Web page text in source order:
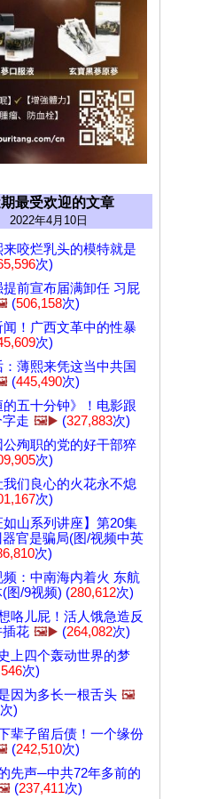
最受欢迎的文章
2022年4月10日
来咬烂乳头的模特就是
次)
提前宣布届满卸任 习屁
(506,158次)
闻！广西文革中的性暴
次)
：薄熙来凭这当中共国
(445,490次)
的五十分钟》！电影跟
走 🖼️▶️ (327,883次)
公殉职的党的好干部猝
次)
我们良心的火花永不熄
次)
如山系列讲座】第20集
官是骗局(图/视频中英
次)
频：中南海内着火 东航
图/9视频) (280,612次)
咯儿屁！活人饿急造反
插花 🖼️▶️ (264,082次)
上四个轰动世界的梦
次)
因为多长一根舌头 🖼️
次)
辈子留后债！一个缘份
(242,510次)
先声─中共72年多前的
(237,411次)